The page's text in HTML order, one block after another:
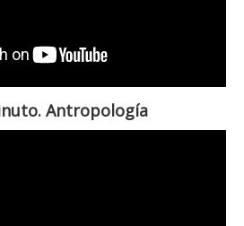
Antropología